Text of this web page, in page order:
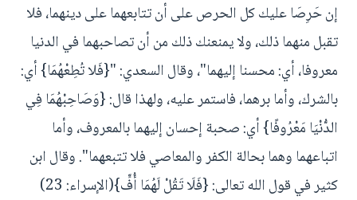
إن حَرِصَا عليك كل الحرص على أن تتابعهما على دينهما، فلا
تقبل منهما ذلك، ولا يمنعنك ذلك من أن تصاحبهما في الدنيا
معروفا، أي: محسنا إليهما"، وقال السعدي: "{فَلا تُطِعْهُمَا} أي:
بالشرك، وأما برهما، فاستمر عليه، ولهذا قال: {وَصَاحِبْهُمَا فِي
الدُّنْيَا مَعْرُوفًا} أي: صحبة إحسان إليهما بالمعروف، وأما
اتباعهما وهما بحالة الكفر والمعاصي فلا تتبعهما". وقال ابن
كثير في قول الله تعالى: {فَلَا تَقُلْ لَهُمَا أُفٍّ}(الإسراء: 23)